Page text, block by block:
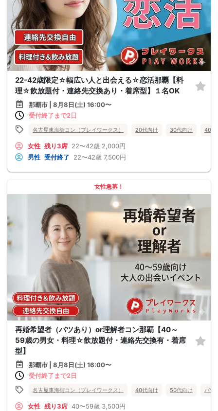
22-42歳限定☆幅広い人と出会える☆恋活那覇【料
理☆飲放題付・連絡先交換あり・着席型】１名OK
那覇市 | 8月8日(土) 16:00〜
受付終了まで2日
名古屋東海街コン（プレイワークス） 20代向け 30代向け 40代
女性 残り3席 22〜42歳 2,000円
男性 受付終了 22〜42歳 7,500円
女性急募！
再婚希望者（バツあり）or理解者コン那覇【40～
59歳の男女・料理☆飲放題付・連絡先交換有・着席
型】
那覇市 | 8月8日(土) 16:00〜
受付終了まで2日
名古屋東海街コン（プレイワークス） 40代向け 50代向け バツ
女性 残り3席 40〜59歳 3,500円